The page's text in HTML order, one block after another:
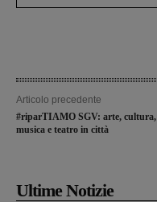
Articolo precedente
#riparTIAMO SGV: arte, cultura,
musica e teatro in città
Ultime Notizie